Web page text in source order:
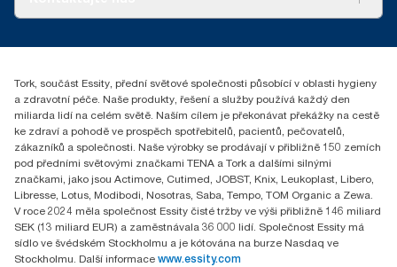
reception.prague@essity.com
Praha 8, Karlin, Sokolovská 100/94
186 00 Česká republika
Tork, součást Essity, přední světové společnosti působící v oblasti hygieny
a zdravotní péče. Naše produkty, řešení a služby používá každý den
miliarda lidí na celém světě. Naším cílem je překonávat překážky na cestě
ke zdraví a pohodě ve prospěch spotřebitelů, pacientů, pečovatelů,
zákazníků a společnosti. Naše výrobky se prodávají v přibližně 150 zemích
pod předními světovými značkami TENA a Tork a dalšími silnými
značkami, jako jsou Actimove, Cutimed, JOBST, Knix, Leukoplast, Libero,
Libresse, Lotus, Modibodi, Nosotras, Saba, Tempo, TOM Organic a Zewa.
V roce 2024 měla společnost Essity čisté tržby ve výši přibližně 146 miliard
SEK (13 miliard EUR) a zaměstnávala 36 000 lidí. Společnost Essity má
sídlo ve švédském Stockholmu a je kótována na burze Nasdaq ve
Stockholmu. Další informace www.essity.com